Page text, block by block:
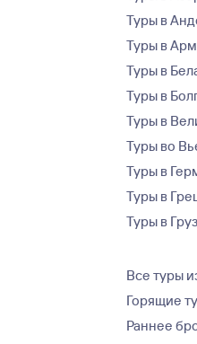
Туры в
Туры в
Туры в
Туры в
Туры в
Туры во
Туры в
Туры в
Туры в
Все туры
Горящие
Раннее